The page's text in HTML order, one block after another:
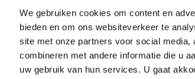
We gebruiken cookies om content en
bieden en om ons websiteverkeer te
site met onze partners voor social
combineren met andere informatie die u
uw gebruik van hun services. U gaat
ruime en moderne oefenzaal van 90m2 waar
eigen professionele fysiotherapeut. Neem
onze assistentes en plan direct een afspraak
herstel.